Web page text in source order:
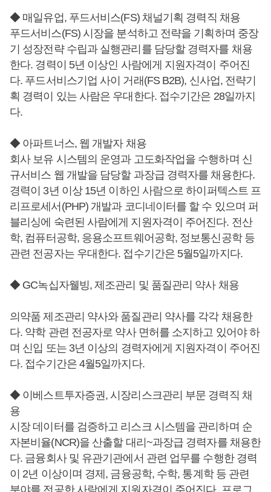
◆ 매일유업, 푸드서비스(FS) 채널기획 경력직 채용
푸드서비스(FS) 시장을 분석하고 전략을 기획하며 중장
기 성장전략 수립과 실행관리를 담당할 경력자를 채용
한다. 경력이 5년 이상인 사람에게 지원자격이 주어진
다. 푸드서비스기업 사이 거래(FS B2B), 신사업, 전략기
획 경력이 있는 사람은 우대한다. 접수기간은 28일까지
다.
◆ 아파트너스, 웹 개발자 채용
회사 보유 시스템의 운영과 고도화작업을 수행하며 신
규서비스 웹 개발을 담당할 과장급 경력자를 채용한다.
경력이 3년 이상 15년 이하인 사람으로 하이퍼텍스트 프
리프로세서(PHP) 개발과 코디네이터를 할 수 있으며 퍼
블리싱에 숙련된 사람에게 지원자격이 주어진다. 전산
학, 컴퓨터공학, 응용소프트웨어공학, 정보통신공학 등
관련 전공자는 우대한다. 접수기간은 5월5일까지다.
◆ GC녹십자웰빙, 제조관리 및 품질관리 약사 채용
의약품 제조관리 약사와 품질관리 약사를 각각 채용한
다. 약학 관련 전공자로 약사 면허를 소지하고 있어야 하
며 신입 또는 3년 이상의 경력자에게 지원자격이 주어진
다. 접수기간은 4월5일까지다.
◆ 이베스트투자증권, 시장리스크관리 부문 경력직 채
용
시장 데이터를 검증하고 리스크 시스템을 관리하며 순
자본비율(NCR)을 산출할 대리~과장급 경력자를 채용한
다. 금융회사 및 유관기관에서 관련 업무를 수행한 경력
이 2년 이상이며 경제, 금융공학, 수학, 통계학 등 관련